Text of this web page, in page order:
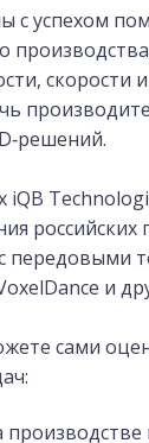
с успехом
iQB
передовыми
и
сами